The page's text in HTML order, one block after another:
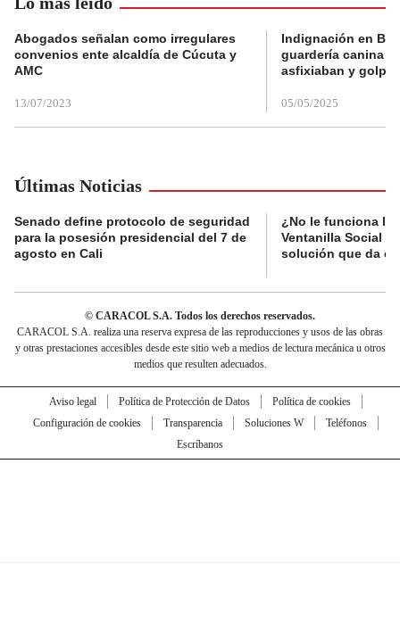
Abogados señalan como irregulares
convenios ente alcaldía de Cúcuta y
AMC
13/07/2023
Indignación en
guardería canina
asfixiaban y
05/05/2025
Últimas Noticias
Senado define protocolo de seguridad
para la posesión presidencial del 7 de
agosto en Cali
¿No le funciona la
Ventanilla Social
solución que da el
© CARACOL S.A. Todos los derechos reservados.
CARACOL S.A. realiza una reserva expresa de las reproducciones y usos de las obras
y otras prestaciones accesibles desde este sitio web a medios de lectura mecánica u otros
medios que resulten adecuados.
Aviso legal Política de Protección de Datos
Política de cookies
Configuración de cookies
Transparencia Soluciones W
Teléfonos
Escríbanos